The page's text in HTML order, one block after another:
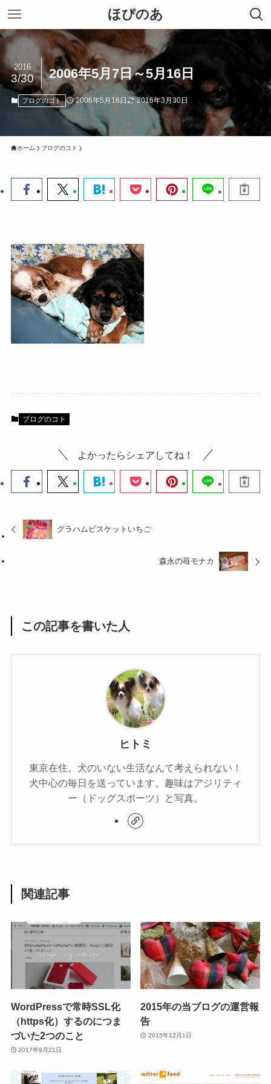
ほぴのあ
2006年5月7日～5月16日
2016
3/30
ブログのコト 2006年5月16日 2016年3月30日
ホーム ブログのコト
ブログのコト
よかったらシェアしてね！
グラハムビスケットいちご
森永の苺モナカ
この記事を書いた人
ヒトミ
東京在住。犬のいない生活なんて考えられない！
犬中心の毎日を送っています。趣味はアジリティ
ー（ドッグスポーツ）と写真。
関連記事
WordPressで常時SSL化
（https化）するのにつま
づいた2つのこと
2017年9月21日
2015年の当ブログの運営報
告
2015年12月1日